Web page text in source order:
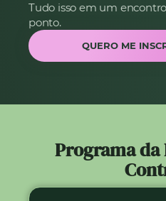
Tudo isso em um
ponto.
QUERO ME
Programa